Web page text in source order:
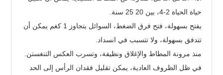
حياة الحياة 2-4، بين 20 25 سنة.
يفتح بسهولة، فتح فرق الضغط، السوائل يتجاوز 1 كغم يمكن أن
تتدفق بسهولة، ولا تتسبب في انسداد.
منذ مرونة المطاط والإغلاق ونظيفة، وتسرب العكس التنغستن.
في ظل الظروف العادية، يمكن تقليل فقدان الرأس إلى الحد